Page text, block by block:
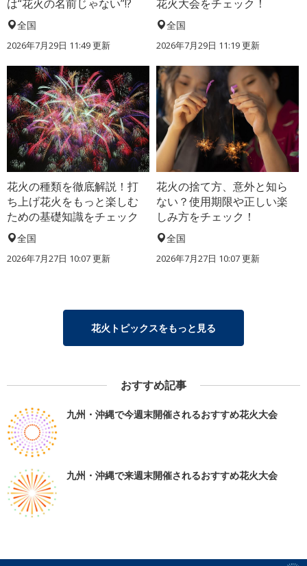
は“花火の名前じゃない”!?
全国
2026年7月29日 11:49 更新
花火大会をチェック！
全国
2026年7月29日 11:19 更新
花火の種類を徹底解説！打
ち上げ花火をもっと楽しむ
ための基礎知識をチェック
全国
2026年7月27日 10:07 更新
花火の捨て方、意外と知ら
ない？使用期限や正しい楽
しみ方をチェック！
全国
2026年7月27日 10:07 更新
花火トピックスをもっと見る
おすすめ記事
九州・沖縄で今週末開催されるおすすめ花火大会
九州・沖縄で来週末開催されるおすすめ花火大会